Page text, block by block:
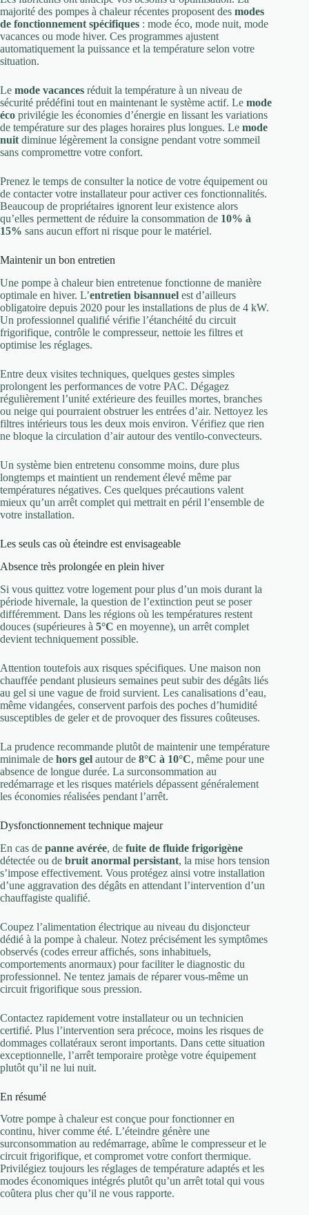
majorité des pompes à chaleur récentes proposent des modes
de fonctionnement spécifiques : mode éco, mode nuit, mode
vacances ou mode hiver. Ces programmes ajustent
automatiquement la puissance et la température selon votre
situation.
Le mode vacances réduit la température à un niveau de
sécurité prédéfini tout en maintenant le système actif. Le mode
éco privilégie les économies d’énergie en lissant les variations
de température sur des plages horaires plus longues. Le mode
nuitdiminue légèrement la consigne pendant votre sommeil
sans compromettre votre confort.
Prenez le temps de consulter la notice de votre équipement ou
de contacter votre installateur pour activer ces fonctionnalités.
Beaucoup de propriétaires ignorent leur existence alors
qu’elles permettent de réduire la consommation de 10% à
15% sans aucun effort ni risque pour le matériel.
Maintenir un bon entretien
Une pompe à chaleur bien entretenue fonctionne de manière
optimale en hiver. L’entretien bisannuel est d’ailleurs
obligatoire depuis 2020 pour les installations de plus de 4 kW.
Un professionnel qualifié vérifie l’étanchéité du circuit
frigorifique, contrôle le compresseur, nettoie les filtres et
optimise les réglages.
Entre deux visites techniques, quelques gestes simples
prolongent les performances de votre PAC. Dégagez
régulièrement l’unité extérieure des feuilles mortes, branches
ou neige qui pourraient obstruer les entrées d’air. Nettoyez les
filtres intérieurs tous les deux mois environ. Vérifiez que rien
ne bloque la circulation d’air autour des ventilo-convecteurs.
Un système bien entretenu consomme moins, dure plus
longtemps et maintient un rendement élevé même par
températures négatives. Ces quelques précautions valent
mieux qu’un arrêt complet qui mettrait en péril l’ensemble de
votre installation.
Les seuls cas où éteindre est envisageable
Absence très prolongée en plein hiver
Si vous quittez votre logement pour plus d’un mois durant la
période hivernale, la question de l’extinction peut se poser
différemment. Dans les régions où les températures restent
douces (supérieures à 5°C en moyenne), un arrêt complet
devient techniquement possible.
Attention toutefois aux risques spécifiques. Une maison non
chauffée pendant plusieurs semaines peut subir des dégâts liés
au gel si une vague de froid survient. Les canalisations d’eau,
même vidangées, conservent parfois des poches d’humidité
susceptibles de geler et de provoquer des fissures coûteuses.
La prudence recommande plutôt de maintenir une température
minimale de hors gel autour de 8°C à 10°C, même pour une
absence de longue durée. La surconsommation au
redémarrage et les risques matériels dépassent généralement
les économies réalisées pendant l’arrêt.
Dysfonctionnement technique majeur
En cas de panne avérée, de fuite de fluide frigorigène
détectée ou de bruit anormal persistant, la mise hors tension
s’impose effectivement. Vous protégez ainsi votre installation
d’une aggravation des dégâts en attendant l’intervention d’un
chauffagiste qualifié.
Coupez l’alimentation électrique au niveau du disjoncteur
dédié à la pompe à chaleur. Notez précisément les symptômes
observés (codes erreur affichés, sons inhabituels,
comportements anormaux) pour faciliter le diagnostic du
professionnel. Ne tentez jamais de réparer vous-même un
circuit frigorifique sous pression.
Contactez rapidement votre installateur ou un technicien
certifié. Plus l’intervention sera précoce, moins les risques de
dommages collatéraux seront importants. Dans cette situation
exceptionnelle, l’arrêt temporaire protège votre équipement
plutôt qu’il ne lui nuit.
En résumé
Votre pompe à chaleur est conçue pour fonctionner en
continu, hiver comme été. L’éteindre génère une
surconsommation au redémarrage, abîme le compresseur et le
circuit frigorifique, et compromet votre confort thermique.
Privilégiez toujours les réglages de température adaptés et les
modes économiques intégrés plutôt qu’un arrêt total qui vous
coûtera plus cher qu’il ne vous rapporte.